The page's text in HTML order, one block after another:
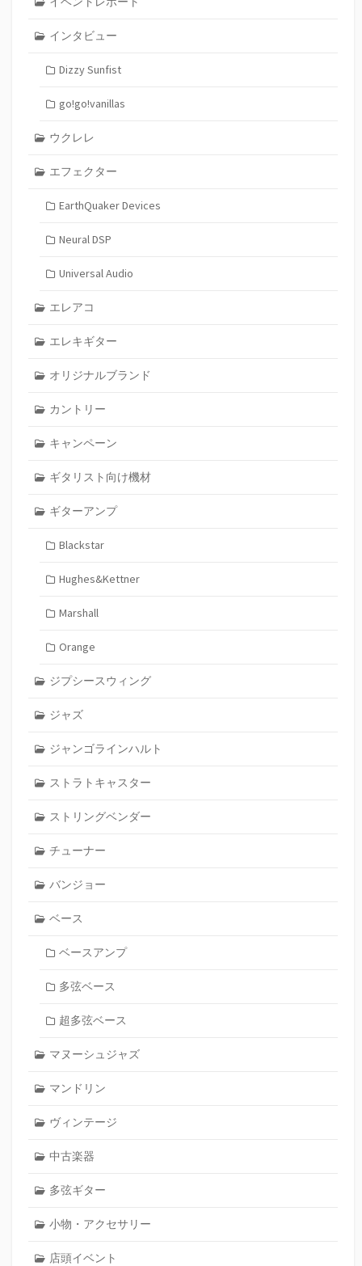
インタビュー
Dizzy Sunfist
go!go!vanillas
ウクレレ
エフェクター
EarthQuaker Devices
Neural DSP
Universal Audio
エレアコ
エレキギター
オリジナルブランド
カントリー
キャンペーン
ギタリスト向け機材
ギターアンプ
Blackstar
Hughes&Kettner
Marshall
Orange
ジプシースウィング
ジャズ
ジャンゴラインハルト
ストラトキャスター
ストリングベンダー
チューナー
バンジョー
ベース
ベースアンプ
多弦ベース
超多弦ベース
マヌーシュジャズ
マンドリン
ヴィンテージ
中古楽器
多弦ギター
小物・アクセサリー
店頭イベント